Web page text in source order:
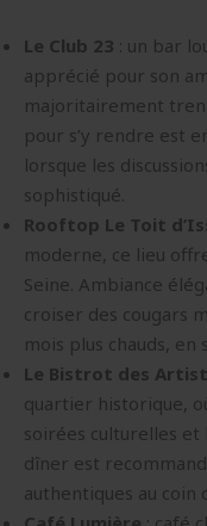
Le Club 23 : un bar
apprécié pour son
majoritairement
pour s’y rendre est
lorsque les
sophistiqué.
Rooftop Le Toit
moderne, ce lieu
Seine. Ambiance
croiser des cougars
mois plus chauds,
Le Bistrot des
quartier historique,
soirées culturelles et
dîner est
authentiques au coin